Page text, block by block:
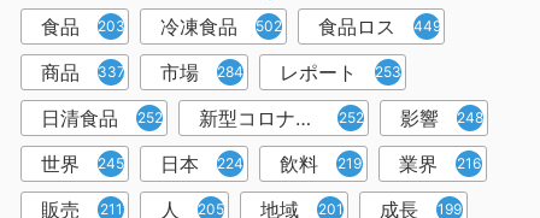
食品 2037 冷凍食品 502 食品ロス 449
商品 337 市場 284 レポート 253
日清食品 252 新型コロナウイルス 252 影響 248
世界 245 日本 224 飲料 219 業界 216
販売 211 人 205 地域 201 成長 199